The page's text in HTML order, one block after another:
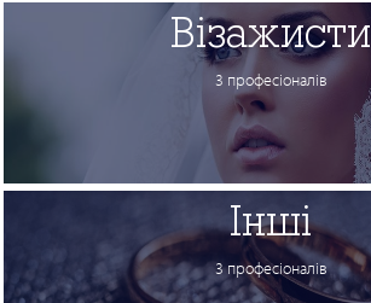
Візажисти
3 професіоналів
Інші
3 професіоналів